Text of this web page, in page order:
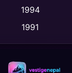
1994
1991
1988
1983